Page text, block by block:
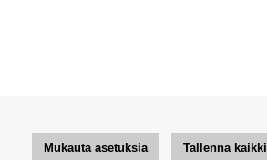
Mukauta asetuksia Tallenna kaikki